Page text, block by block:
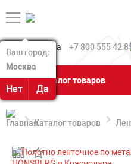
Ваш город:
Москва
Нет Да
Ваш город:
Москва
Нет Да
+7 800 555 42
Каталог товаров
Каталог товаров